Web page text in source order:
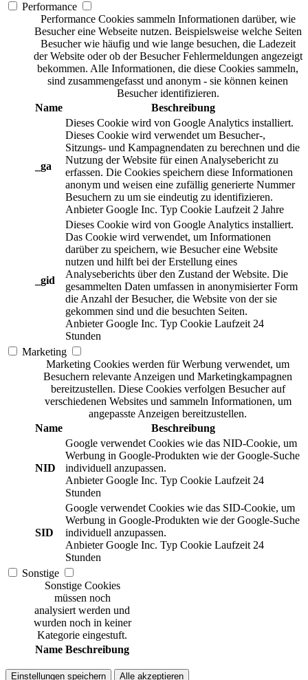
Performance
Performance Cookies sammeln Informationen darüber, wie
Besucher eine Webseite nutzen. Beispielsweise welche Seiten
Besucher wie häufig und wie lange besuchen, die Ladezeit
der Website oder ob der Besucher Fehlermeldungen angezeigt
bekommen. Alle Informationen, die diese Cookies sammeln,
sind zusammengefasst und anonym - sie können keinen
Besucher identifizieren.
Name
Beschreibung
_ga
Dieses Cookie wird von Google Analytics installiert.
Dieses Cookie wird verwendet um Besucher-,
Sitzungs- und Kampagnendaten zu berechnen und die
Nutzung der Website für einen Analysebericht zu
erfassen. Die Cookies speichern diese Informationen
anonym und weisen eine zufällig generierte Nummer
Besuchern zu um sie eindeutig zu identifizieren.
Anbieter Google Inc. Typ Cookie Laufzeit 2 Jahre
_gid
Dieses Cookie wird von Google Analytics installiert.
Das Cookie wird verwendet, um Informationen
darüber zu speichern, wie Besucher eine Website
nutzen und hilft bei der Erstellung eines
Analyseberichts über den Zustand der Website. Die
gesammelten Daten umfassen in anonymisierter Form
die Anzahl der Besucher, die Website von der sie
gekommen sind und die besuchten Seiten.
Anbieter Google Inc. Typ Cookie Laufzeit 24
Stunden
Marketing
Marketing Cookies werden für Werbung verwendet, um
Besuchern relevante Anzeigen und Marketingkampagnen
bereitzustellen. Diese Cookies verfolgen Besucher auf
verschiedenen Websites und sammeln Informationen, um
angepasste Anzeigen bereitzustellen.
Name
Beschreibung
NID
Google verwendet Cookies wie das NID-Cookie, um
Werbung in Google-Produkten wie der Google-Suche
individuell anzupassen.
Anbieter Google Inc. Typ Cookie Laufzeit 24
Stunden
SID
Google verwendet Cookies wie das SID-Cookie, um
Werbung in Google-Produkten wie der Google-Suche
individuell anzupassen.
Anbieter Google Inc. Typ Cookie Laufzeit 24
Stunden
Sonstige
Sonstige Cookies
müssen noch
analysiert werden und
wurden noch in keiner
Kategorie eingestuft.
Name Beschreibung
Einstellungen speichern Alle akzeptieren